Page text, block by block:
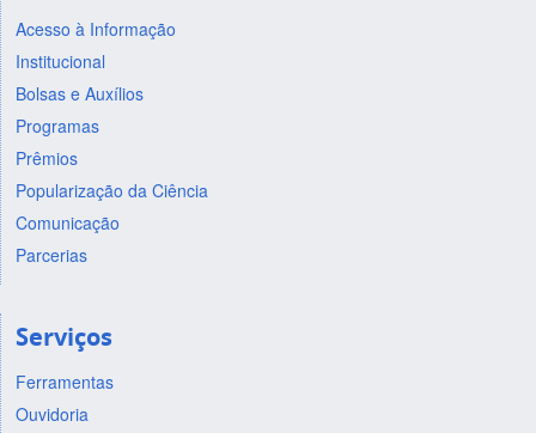
Acesso à Informação
Institucional
Bolsas e Auxílios
Programas
Prêmios
Popularização da Ciência
Comunicação
Parcerias
Serviços
Ferramentas
Ouvidoria